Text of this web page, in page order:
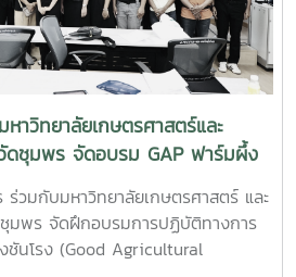
าวิทยาลัยเกษตรศาสตร์และ
ดชุมพร จัดอบรม GAP ฟาร์มผึ้ง
านการเลี้ยงสู่การพัฒนาเศรษฐกิจ
วมกับมหาวิทยาลัยเกษตรศาสตร์ และ
มพร จัดฝึกอบรมการปฏิบัติทางการ
ชันโรง (Good Agricultural